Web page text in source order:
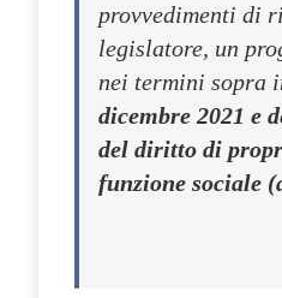
provvedimenti di
legislatore, un
nei termini sopra
dicembre 2021 e
del diritto di
funzione sociale